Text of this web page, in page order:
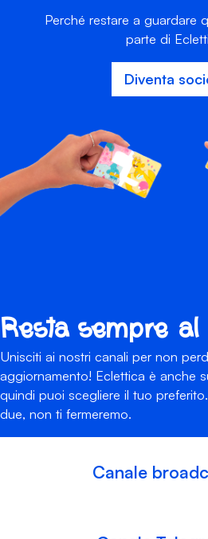
Perché restare a guardare
parte di
Diventa
Resta sempre al
Unisciti ai nostri canali per non
aggiornamento! Eclettica è anche
quindi puoi scegliere il tuo
due, non ti fermeremo.
Canale